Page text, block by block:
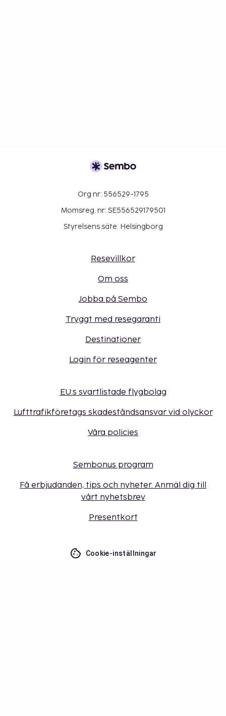
Org nr: 556529-1795
Momsreg. nr: SE556529179501
Styrelsens säte: Helsingborg
Resevillkor
Om oss
Jobba på Sembo
Tryggt med resegaranti
Destinationer
Login för reseagenter
EU:s svartlistade flygbolag
Lufttrafikföretags skadeståndsansvar vid olyckor
Våra policies
Sembonus program
Få erbjudanden, tips och nyheter. Anmäl dig till
vårt nyhetsbrev
Presentkort
Cookie-inställningar